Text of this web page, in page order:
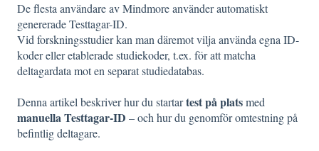
De flesta användare av Mindmore använder automatiskt
genererade Testtagar-ID.
Vid forskningsstudier kan man däremot vilja använda egna ID-
koder eller etablerade studiekoder, t.ex. för att matcha
deltagardata mot en separat studiedatabas.
Denna artikel beskriver hur du startartest på platsmed
manuella Testtagar-ID – och hur du genomför omtestning på
befintlig deltagare.